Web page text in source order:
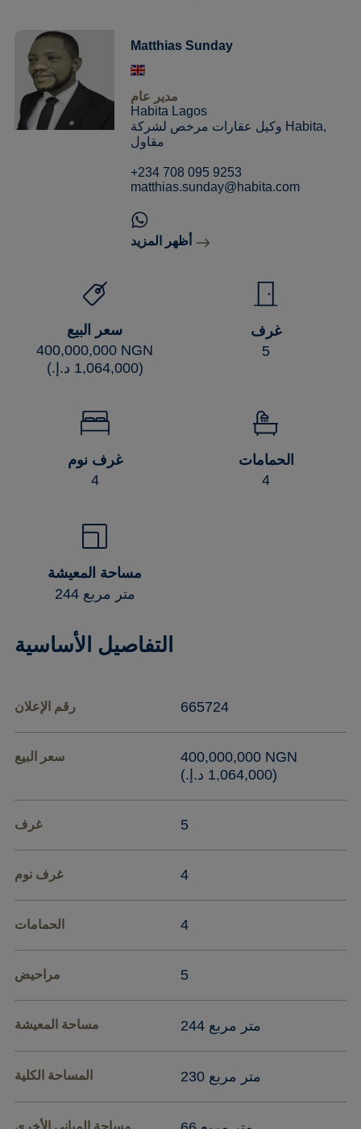
Matthias Sunday
مدير عام
Habita Lagos
وكيل عقارات مرخص لشركة Habita,
مقاول
+234 708 095 9253
matthias.sunday@habita.com
أظهر المزيد
سعر البيع
‏400,000,000 NGN
(‏1,064,000 د.إ.‏)
غرف
5
غرف نوم
4
الحمامات
4
مساحة المعيشة
244 متر مربع
التفاصيل الأساسية
رقم الإعلان 665724
سعر البيع
‏400,000,000 NGN
(‏1,064,000 د.إ.‏)
غرف 5
غرف نوم 4
الحمامات 4
مراحيض 5
مساحة المعيشة 244 متر مربع
المساحة الكلية 230 متر مربع